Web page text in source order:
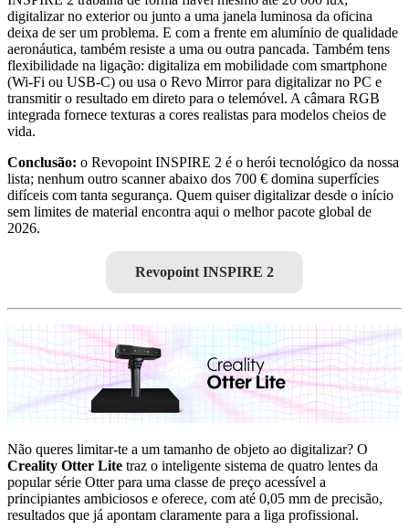
digitalizar no exterior ou junto a uma janela luminosa da oficina
deixa de ser um problema. E com a frente em alumínio de qualidade
aeronáutica, também resiste a uma ou outra pancada. Também tens
flexibilidade na ligação: digitaliza em mobilidade com smartphone
(Wi-Fi ou USB-C) ou usa o Revo Mirror para digitalizar no PC e
transmitir o resultado em direto para o telemóvel. A câmara RGB
integrada fornece texturas a cores realistas para modelos cheios de
vida.
Conclusão: o Revopoint INSPIRE 2 é o herói tecnológico da nossa
lista; nenhum outro scanner abaixo dos 700 € domina superfícies
difíceis com tanta segurança. Quem quiser digitalizar desde o início
sem limites de material encontra aqui o melhor pacote global de
2026.
Revopoint INSPIRE 2
Não queres limitar-te a um tamanho de objeto ao digitalizar? O
Creality Otter Lite traz o inteligente sistema de quatro lentes da
popular série Otter para uma classe de preço acessível a
principiantes ambiciosos e oferece, com até 0,05 mm de precisão,
resultados que já apontam claramente para a liga profissional.